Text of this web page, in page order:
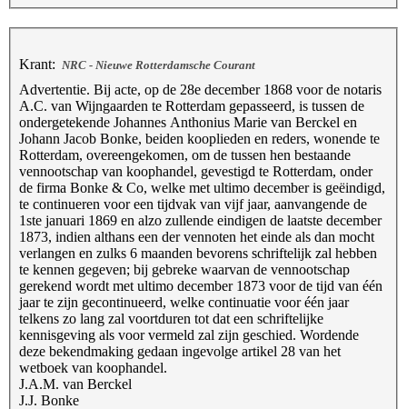
Krant: NRC - Nieuwe Rotterdamsche Courant
Advertentie. Bij acte, op de 28e december 1868 voor de notaris
A.C. van Wijngaarden te Rotterdam gepasseerd, is tussen de
ondergetekende Johannes Anthonius Marie van Berckel en
Johann Jacob Bonke, beiden kooplieden en reders, wonende te
Rotterdam, overeengekomen, om de tussen hen bestaande
vennootschap van koophandel, gevestigd te Rotterdam, onder
de firma Bonke & Co, welke met ultimo december is geёindigd,
te continueren voor een tijdvak van vijf jaar, aanvangende de
1ste januari 1869 en alzo zullende eindigen de laatste december
1873, indien althans een der vennoten het einde als dan mocht
verlangen en zulks 6 maanden bevorens schriftelijk zal hebben
te kennen gegeven; bij gebreke waarvan de vennootschap
gerekend wordt met ultimo december 1873 voor de tijd van één
jaar te zijn gecontinueerd, welke continuatie voor één jaar
telkens zo lang zal voortduren tot dat een schriftelijke
kennisgeving als voor vermeld zal zijn geschied. Wordende
deze bekendmaking gedaan ingevolge artikel 28 van het
wetboek van koophandel.
J.A.M. van Berckel
J.J. Bonke